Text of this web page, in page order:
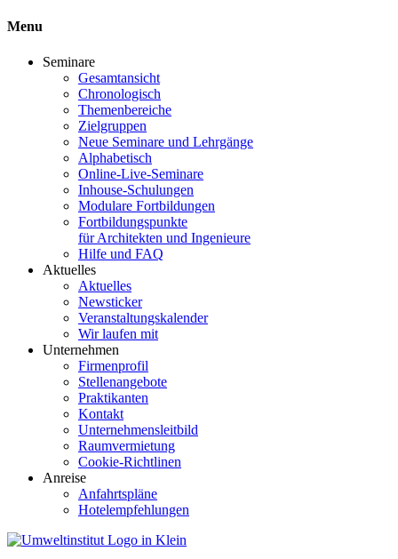
Menu
Seminare
Gesamtansicht
Chronologisch
Themenbereiche
Zielgruppen
Neue Seminare und Lehrgänge
Alphabetisch
Online-Live-Seminare
Inhouse-Schulungen
Modulare Fortbildungen
Fortbildungspunkte
für Architekten und Ingenieure
Hilfe und FAQ
Aktuelles
Aktuelles
Newsticker
Veranstaltungskalender
Wir laufen mit
Unternehmen
Firmenprofil
Stellenangebote
Praktikanten
Kontakt
Unternehmensleitbild
Raumvermietung
Cookie-Richtlinen
Anreise
Anfahrtspläne
Hotelempfehlungen